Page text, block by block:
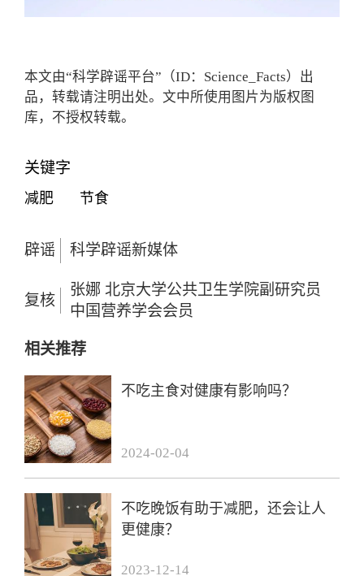
本文由“科学辟谣平台”（ID：Science_Facts）出
品，转载请注明出处。文中所使用图片为版权图
库，不授权转载。
关键字
减肥 节食
辟谣 科学辟谣新媒体
复核
张娜 北京大学公共卫生学院副研究员
中国营养学会会员
相关推荐
不吃主食对健康有影响吗？
2024-02-04
不吃晚饭有助于减肥，还会让人
更健康？
2023-12-14